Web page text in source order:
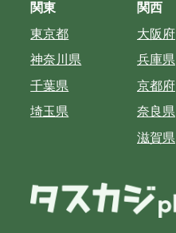
関東
東京都
神奈川県
千葉県
埼玉県
関西
大阪府
兵庫県
京都府
奈良県
滋賀県